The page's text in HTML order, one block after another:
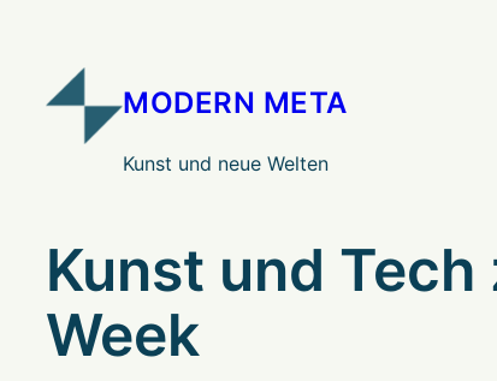
springen
MODERN META
Kunst und neue Welten
Kunst und
Week